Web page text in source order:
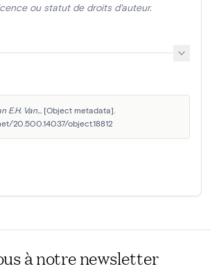
ou statut de droits d'auteur.
E.H. Van... [Object metadata].
20.500.14037/object.18812
à notre newsletter